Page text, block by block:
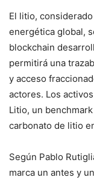
El litio,
energética global,
blockchain
permitirá una
y acceso
actores. Los
Litio, un
carbonato de litio
Según Pablo
marca un antes y